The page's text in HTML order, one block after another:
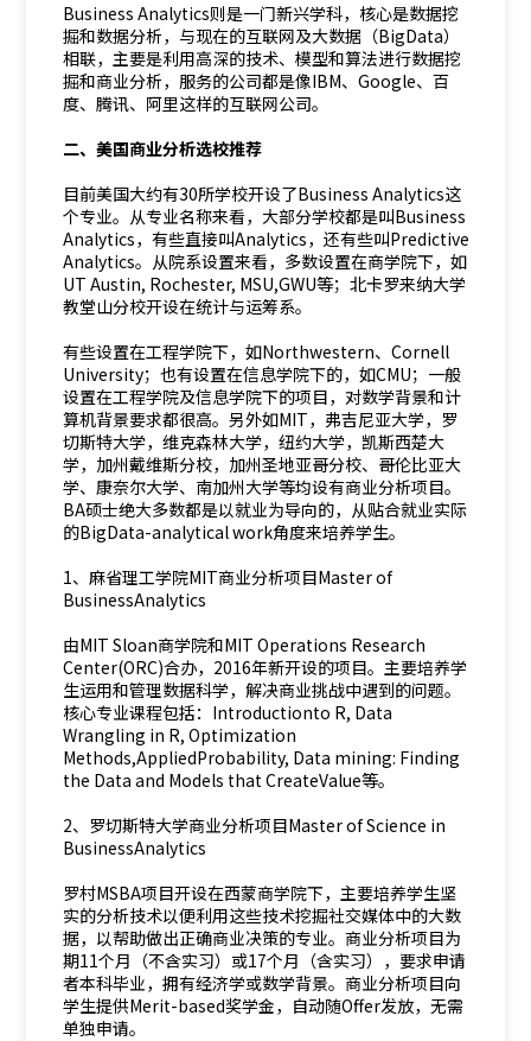
Business Analytics则是一门新兴学科，核心是数据挖
掘和数据分析，与现在的互联网及大数据（BigData）
相联，主要是利用高深的技术、模型和算法进行数据挖
掘和商业分析，服务的公司都是像IBM、Google、百
度、腾讯、阿里这样的互联网公司。
二、美国商业分析选校推荐
目前美国大约有30所学校开设了Business Analytics这
个专业。从专业名称来看，大部分学校都是叫Business
Analytics，有些直接叫Analytics，还有些叫Predictive
Analytics。从院系设置来看，多数设置在商学院下，如
UT Austin, Rochester, MSU,GWU等；北卡罗来纳大学
教堂山分校开设在统计与运筹系。
有些设置在工程学院下，如Northwestern、Cornell
University；也有设置在信息学院下的，如CMU；一般
设置在工程学院及信息学院下的项目，对数学背景和计
算机背景要求都很高。另外如MIT，弗吉尼亚大学，罗
切斯特大学，维克森林大学，纽约大学，凯斯西楚大
学，加州戴维斯分校，加州圣地亚哥分校、哥伦比亚大
学、康奈尔大学、南加州大学等均设有商业分析项目。
BA硕士绝大多数都是以就业为导向的，从贴合就业实际
的BigData-analytical work角度来培养学生。
1、麻省理工学院MIT商业分析项目Master of
BusinessAnalytics
由MIT Sloan商学院和MIT Operations Research
Center(ORC)合办，2016年新开设的项目。主要培养学
生运用和管理数据科学，解决商业挑战中遇到的问题。
核心专业课程包括：Introductionto R, Data
Wrangling in R, Optimization
Methods,AppliedProbability, Data mining: Finding
the Data and Models that CreateValue等。
2、罗切斯特大学商业分析项目Master of Science in
BusinessAnalytics
罗村MSBA项目开设在西蒙商学院下，主要培养学生坚
实的分析技术以便利用这些技术挖掘社交媒体中的大数
据，以帮助做出正确商业决策的专业。商业分析项目为
期11个月（不含实习）或17个月（含实习），要求申请
者本科毕业，拥有经济学或数学背景。商业分析项目向
学生提供Merit-based奖学金，自动随Offer发放，无需
单独申请。